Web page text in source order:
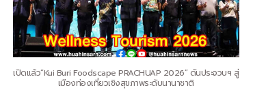
เปิดแล้ว“Kui Buri Foodscape PRACHUAP 2026” ดันประจวบฯ สู่
เมืองท่องเที่ยวเชิงสุขภาพระดับนานาชาติ